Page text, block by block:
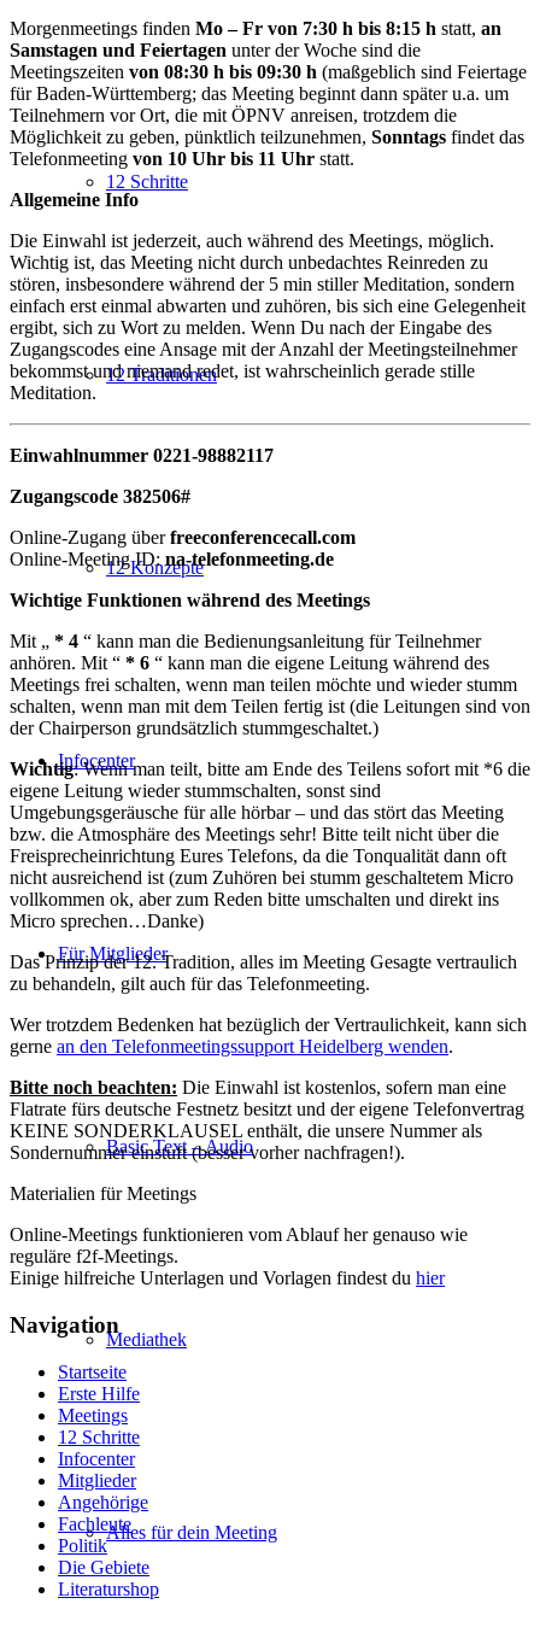
12 Schritte
12 Traditionen
12 Konzepte
Infocenter
Für Mitglieder
Basic Text – Audio
Mediathek
Alles für dein Meeting
Morgenmeetings finden Mo – Fr von 7:30 h bis 8:15 h statt, an
Samstagen und Feiertagen unter der Woche sind die
Meetingszeiten von 08:30 h bis 09:30 h (maßgeblich sind Feiertage
für Baden-Württemberg; das Meeting beginnt dann später u.a. um
Teilnehmern vor Ort, die mit ÖPNV anreisen, trotzdem die
Möglichkeit zu geben, pünktlich teilzunehmen, Sonntags findet das
Telefonmeeting von 10 Uhr bis 11 Uhr statt.
Allgemeine Info
Die Einwahl ist jederzeit, auch während des Meetings, möglich.
Wichtig ist, das Meeting nicht durch unbedachtes Reinreden zu
stören, insbesondere während der 5 min stiller Meditation, sondern
einfach erst einmal abwarten und zuhören, bis sich eine Gelegenheit
ergibt, sich zu Wort zu melden. Wenn Du nach der Eingabe des
Zugangscodes eine Ansage mit der Anzahl der Meetingsteilnehmer
bekommst und niemand redet, ist wahrscheinlich gerade stille
Meditation.
Einwahlnummer 0221-98882117
Zugangscode 382506#
Online-Zugang überfreeconferencecall.com
Online-Meeting ID:na-telefonmeeting.de
Wichtige Funktionen während des Meetings
Mit „ * 4 “ kann man die Bedienungsanleitung für Teilnehmer
anhören. Mit “ * 6 “ kann man die eigene Leitung während des
Meetings frei schalten, wenn man teilen möchte und wieder stumm
schalten, wenn man mit dem Teilen fertig ist (die Leitungen sind von
der Chairperson grundsätzlich stummgeschaltet.)
Wichtig: Wenn man teilt, bitte am Ende des Teilens sofort mit *6 die
eigene Leitung wieder stummschalten, sonst sind
Umgebungsgeräusche für alle hörbar – und das stört das Meeting
bzw. die Atmosphäre des Meetings sehr! Bitte teilt nicht über die
Freisprecheinrichtung Eures Telefons, da die Tonqualität dann oft
nicht ausreichend ist (zum Zuhören bei stumm geschaltetem Micro
vollkommen ok, aber zum Reden bitte umschalten und direkt ins
Micro sprechen…Danke)
Das Prinzip der 12. Tradition, alles im Meeting Gesagte vertraulich
zu behandeln, gilt auch für das Telefonmeeting.
Wer trotzdem Bedenken hat bezüglich der Vertraulichkeit, kann sich
gerne an den Telefonmeetingssupport Heidelberg wenden.
Bitte noch beachten: Die Einwahl ist kostenlos, sofern man eine
Flatrate fürs deutsche Festnetz besitzt und der eigene Telefonvertrag
KEINE SONDERKLAUSEL enthält, die unsere Nummer als
Sondernummer einstuft (besser vorher nachfragen!).
Materialien für Meetings
Online-Meetings funktionieren vom Ablauf her genauso wie
reguläre f2f-Meetings.
Einige hilfreiche Unterlagen und Vorlagen findest du hier
Navigation
Startseite
Erste Hilfe
Meetings
12 Schritte
Infocenter
Mitglieder
Angehörige
Fachleute
Politik
Die Gebiete
Literaturshop